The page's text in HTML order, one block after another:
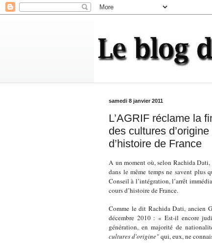
samedi 8 janvier 2011
L’AGRIF réclame la
des cultures
d’histoire de France
A un moment où, selon Rachida Dati,
dans le même temps ne savent plus
Conseil à l’intégration, l’arrêt
cours d’histoire de France.
Comme le dit Rachida Dati, ancien
décembre 2010 : « Est-il encore
génération, en majorité de
cultures d'origine"qui, eux, ne